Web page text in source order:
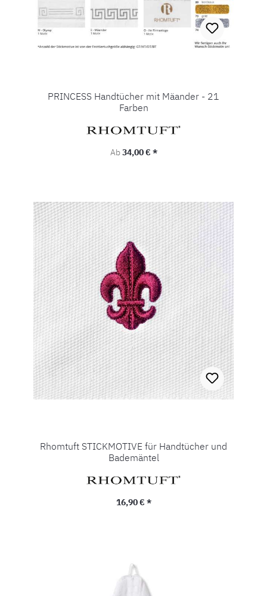
PRINCESS Handtücher mit Mäander - 21
Farben
Regulärer Preis:
Ab34,00 € *
Rhomtuft STICKMOTIVE für Handtücher und
Bademäntel
Regulärer Preis:
16,90 € *